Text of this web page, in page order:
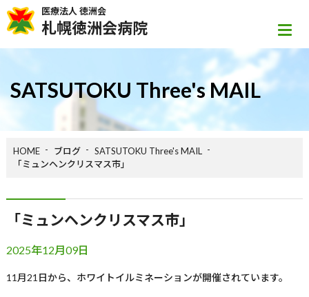
医療法人 徳洲会
札幌徳洲会病院
SATSUTOKU Three's MAIL
HOME ブログ
SATSUTOKU Three's MAIL
「ミュンヘンクリスマス市」
「ミュンヘンクリスマス市」
2025年12月09日
11 月21 日から、ホワイトイルミネーションが開催されています。